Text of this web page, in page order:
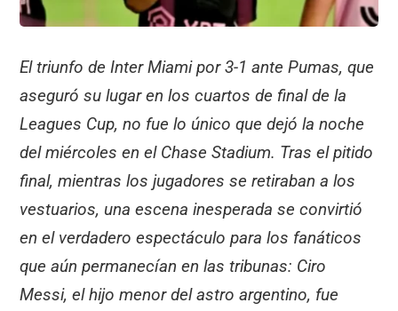
El triunfo de Inter Miami por 3-1 ante Pumas, que
aseguró su lugar en los cuartos de final de la
Leagues Cup, no fue lo único que dejó la noche
del miércoles en el Chase Stadium. Tras el pitido
final, mientras los jugadores se retiraban a los
vestuarios, una escena inesperada se convirtió
en el verdadero espectáculo para los fanáticos
que aún permanecían en las tribunas: Ciro
Messi, el hijo menor del astro argentino, fue